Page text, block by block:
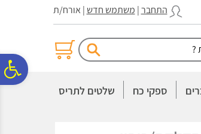
נגישות
אתר
המרכזי
התחבר| משתמש חדש| אורח/ת
ספקי כח שלטים לתריס